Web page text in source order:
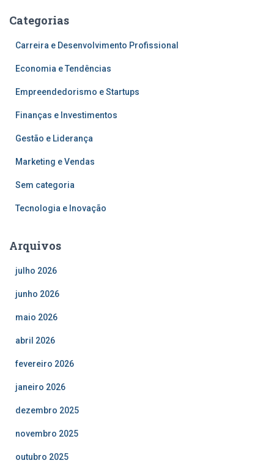
Categorias
Carreira e Desenvolvimento Profissional
Economia e Tendências
Empreendedorismo e Startups
Finanças e Investimentos
Gestão e Liderança
Marketing e Vendas
Sem categoria
Tecnologia e Inovação
Arquivos
julho 2026
junho 2026
maio 2026
abril 2026
fevereiro 2026
janeiro 2026
dezembro 2025
novembro 2025
outubro 2025